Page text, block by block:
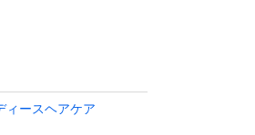
サポート成分、エ
植物エキス配合
まいました。こち
ィースヘアケア